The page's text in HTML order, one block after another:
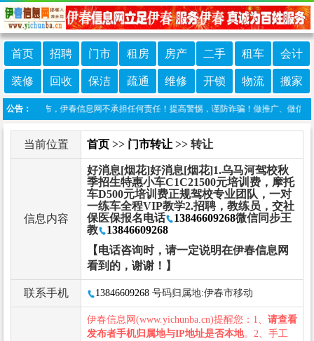
首页 招聘 门市 租房 房产 二手 租车 会计
装修 回收 保洁 疏通 维修 开锁 物流 搬家
公告：
自行发布，伊春信息网不承担任何责任！提高警惕，谨防诈骗！做推广、做信息
当前位置 首页 >> 门市转让 >> 转让
信息内容
好消息[烟花]好消息[烟花]1.乌马河驾校秋
季招生特惠小车C1C21500元培训费，摩托
车D500元培训费正规驾校专业团队，一对
一练车全程VIP教学2.招聘，教练员，交社
保医保报名电话
13846609268微信同步王
教
13846609268
【电话咨询时，请一定说明在伊春信息网
看到的，谢谢！】
联系手机 13846609268 号码归属地:伊春市移动
伊春信息网(www.yichunba.cn)提醒您：1、 请查看
发布者手机归属地与IP地址是否本地。2、手工